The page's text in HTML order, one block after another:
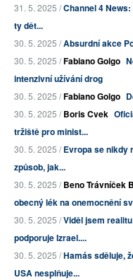
31. 5. 2025 /Channel 4
ty dět...
30. 5. 2025 /Absurdní akce
30. 5. 2025 /Fabiano Golgo
intenzivní užívání drog
30. 5. 2025 /Fabiano Golgo
30. 5. 2025 /Boris Cvek
tržiště pro minist...
30. 5. 2025 /Evropa se nikdy
způsob, jak...
30. 5. 2025 /Beno Trávníček
obecný lék na onemocnění
30. 5. 2025 /Viděl jsem
podporuje Izrael....
30. 5. 2025 /Hamás sděluje,
USA nesplňuje...